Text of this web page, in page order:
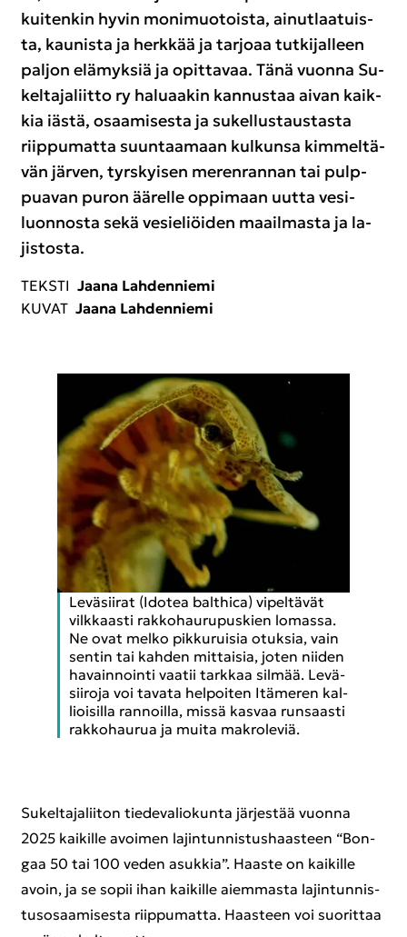
kui­ten­kin hyvin mo­ni­muo­tois­ta, ai­nut­laa­tuis­
ta, kau­nis­ta ja herk­kää ja tar­jo­aa tut­ki­jal­leen
pal­jon elä­myk­siä ja opit­ta­vaa. Tänä vuon­na Su­
kel­ta­ja­liit­to ry ha­lu­aa­kin kan­nus­taa aivan kaik­
kia iästä, osaa­mi­ses­ta ja su­kel­lus­taus­tas­ta
riip­pu­mat­ta suun­taa­maan kul­kun­sa kim­mel­tä­
vän jär­ven, tyrs­kyi­sen me­ren­ran­nan tai pulp­
pua­van puron ää­rel­le op­pi­maan uutta ve­si­
luon­nos­ta sekä ve­sie­liöi­den maa­il­mas­ta ja la­
jis­tos­ta.
TEKS­TI Jaana Lah­den­nie­mi
KUVAT Jaana Lah­den­nie­mi
Le­vä­sii­rat (Ido­tea balt­hica) vi­pel­tä­vät
vilk­kaas­ti rak­ko­hau­ru­pus­kien lo­mas­sa.
Ne ovat melko pik­ku­rui­sia otuk­sia, vain
sen­tin tai kah­den mit­tai­sia, joten nii­den
ha­vain­noin­ti vaa­tii tark­kaa sil­mää. Le­vä­
sii­ro­ja voi ta­va­ta hel­poi­ten Itä­me­ren kal­
lioi­sil­la ran­noil­la, missä kas­vaa run­saas­ti
rak­ko­hau­rua ja muita mak­ro­le­viä.
Su­kel­ta­ja­lii­ton tie­de­va­lio­kun­ta jär­jes­tää vuon­na
2025 kai­kil­le avoi­men la­jin­tun­nis­tus­haas­teen “Bon­
gaa 50 tai 100 veden asuk­kia”. Haas­te on kai­kil­le
avoin, ja se sopii ihan kai­kil­le ai­em­mas­ta la­jin­tun­nis­
tus­osaa­mi­ses­ta riip­pu­mat­ta. Haas­teen voi suo­rit­taa